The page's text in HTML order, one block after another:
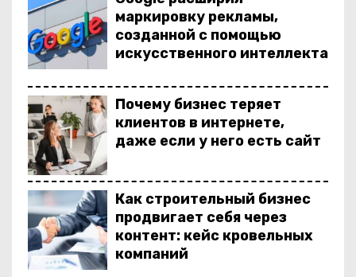
маркировку рекламы,
созданной с помощью
искусственного интеллекта
Почему бизнес теряет
клиентов в интернете,
даже если у него есть сайт
Как строительный бизнес
продвигает себя через
контент: кейс кровельных
компаний